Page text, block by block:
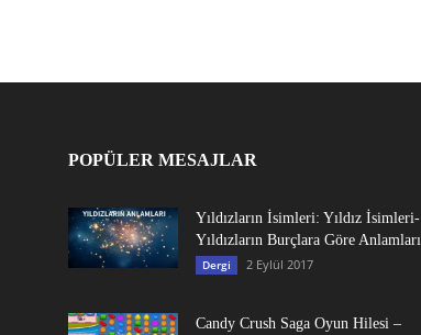
POPÜLER MESAJLAR
Yıldızların İsimleri: Yıldız İsimleri-
Yıldızların Burçlara Göre Anlamları
Dergi 2 Eylül 2017
Candy Crush Saga Oyun Hilesi –